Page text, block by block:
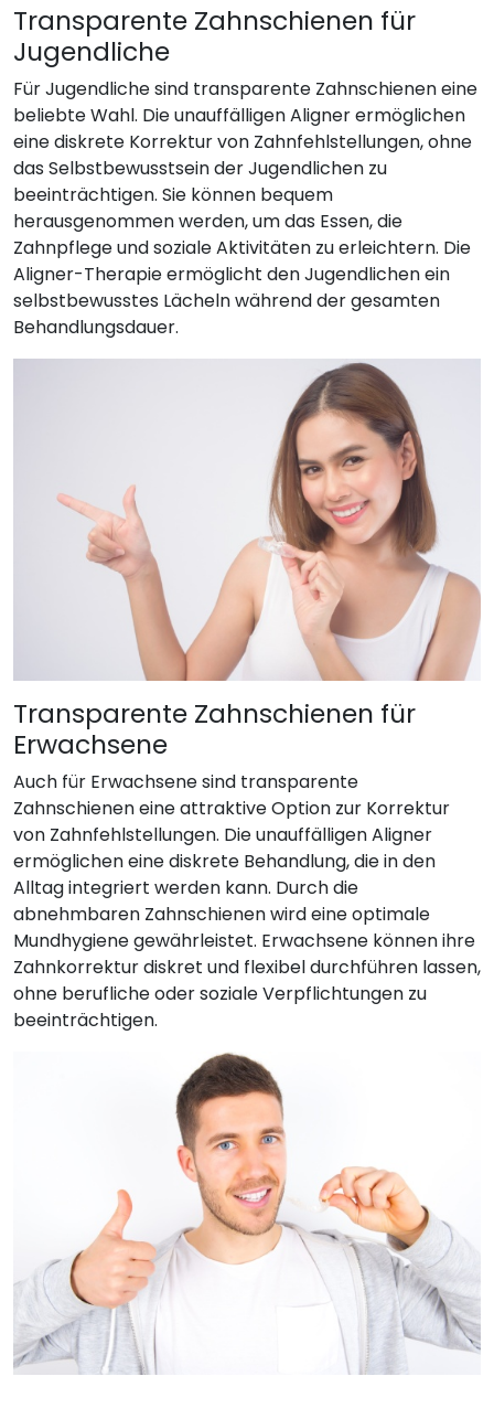
Transparente Zahnschienen für
Jugendliche
Für Jugendliche sind transparente Zahnschienen eine
beliebte Wahl. Die unauffälligen Aligner ermöglichen
eine diskrete Korrektur von Zahnfehlstellungen, ohne
das Selbstbewusstsein der Jugendlichen zu
beeinträchtigen. Sie können bequem
herausgenommen werden, um das Essen, die
Zahnpflege und soziale Aktivitäten zu erleichtern. Die
Aligner-Therapie ermöglicht den Jugendlichen ein
selbstbewusstes Lächeln während der gesamten
Behandlungsdauer.
Transparente Zahnschienen für
Erwachsene
Auch für Erwachsene sind transparente
Zahnschienen eine attraktive Option zur Korrektur
von Zahnfehlstellungen. Die unauffälligen Aligner
ermöglichen eine diskrete Behandlung, die in den
Alltag integriert werden kann. Durch die
abnehmbaren Zahnschienen wird eine optimale
Mundhygiene gewährleistet. Erwachsene können ihre
Zahnkorrektur diskret und flexibel durchführen lassen,
ohne berufliche oder soziale Verpflichtungen zu
beeinträchtigen.